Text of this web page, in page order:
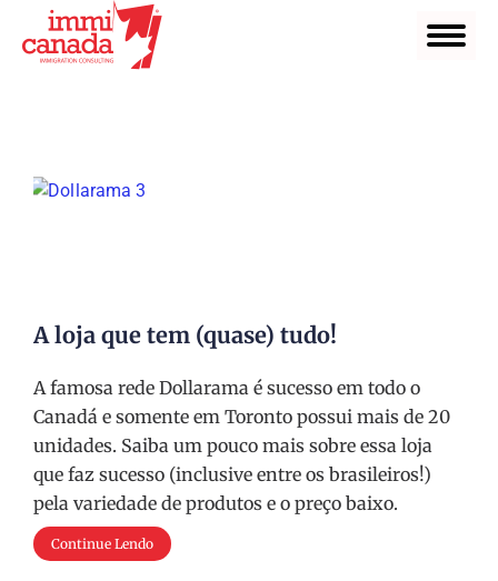
A loja que tem (quase) tudo!
A famosa rede Dollarama é sucesso em todo o
Canadá e somente em Toronto possui mais de 20
unidades. Saiba um pouco mais sobre essa loja
que faz sucesso (inclusive entre os brasileiros!)
pela variedade de produtos e o preço baixo.
Continue Lendo